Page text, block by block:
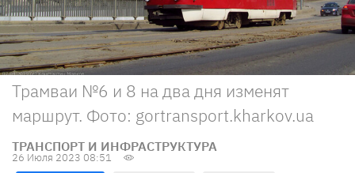
Трамваи №6 и 8 на два дня изменят
маршрут. Фото: gortransport.kharkov.ua
ТРАНСПОРТ И ИНФРАСТРУКТУРА
26 Июля 2023 08:51